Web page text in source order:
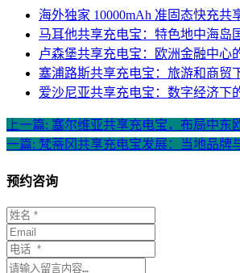
海外独家 10000mAh 准固态快充共
马耳他共享充电宝：特色地中海岛
卢森堡共享充电宝：欧洲金融中心
塞浦路斯共享充电宝：旅游和商贸
爱沙尼亚共享充电宝：数字经济下
上一篇: 塞尔维亚共享充电宝，布局中东
一篇: 梵蒂冈共享充电宝发展：当地品牌
预约咨询